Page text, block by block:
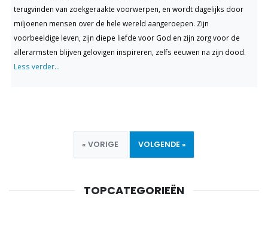
terugvinden van zoekgeraakte voorwerpen, en wordt dagelijks door
miljoenen mensen over de hele wereld aangeroepen. Zijn
voorbeeldige leven, zijn diepe liefde voor God en zijn zorg voor de
allerarmsten blijven gelovigen inspireren, zelfs eeuwen na zijn dood.
Less verder...
« VORIGE VOLGENDE »
TOPCATEGORIEËN